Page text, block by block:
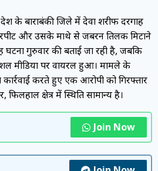
के बाराबंकी जिले में देवा शरीफ दरगाह
और उसके माथे से जबरन तिलक मिटाने
गुरुवार की बताई जा रही है, जबकि
मीडिया पर वायरल हुआ। मामले के
करते हुए एक आरोपी को गिरफ्तार
क्षेत्र में स्थिति सामान्य है।
Join Now